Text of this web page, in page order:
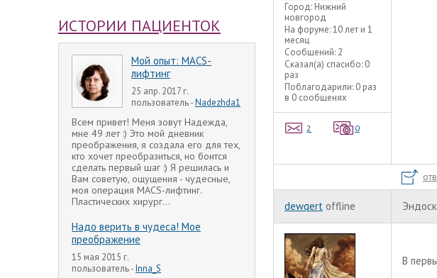
ИСТОРИИ ПАЦИЕНТОК
Мой опыт: MACS-
лифтинг
25 апр. 2017 г.
пользователь -Nadezhda1
Всем привет! Меня зовут Надежда,
мне 49 лет :) Это мой дневник
преображения, я создала его для тех,
кто хочет преобразиться, но боится
сделать первый шаг :) Я решилась и
Вам советую, ощущения - чудесные,
моя операция MACS-лифтинг.
Пластических хирург...
Надо верить в чудеса! Мое
преображение
15 мая 2015 г.
пользователь -Inna_S
Город: Нижний
новгород
На форуме:10 лет и 1
месяц
Сообщений: 2
Сказал(а) спасибо: 0
раз
Поблагодарили: 0 раз
в 0 сообщенях
2 0
dewqert offline
В